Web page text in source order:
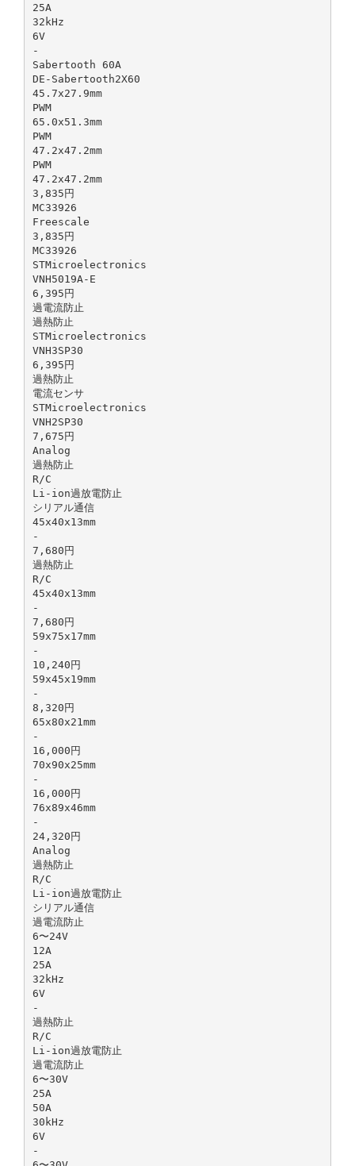
25A
32kHz
6V
-
Sabertooth 60A
DE-Sabertooth2X60
45.7x27.9mm
PWM
65.0x51.3mm
PWM
47.2x47.2mm
PWM
47.2x47.2mm
3,835円
MC33926
Freescale
3,835円
MC33926
STMicroelectronics
VNH5019A-E
6,395円
過電流防⽌
過熱防⽌
STMicroelectronics
VNH3SP30
6,395円
過熱防⽌
電流センサ
STMicroelectronics
VNH2SP30
7,675円
Analog
過熱防⽌
R/C
Li-ion過放電防⽌
シリアル通信
45x40x13mm
-
7,680円
過熱防⽌
R/C
45x40x13mm
-
7,680円
59x75x17mm
-
10,240円
59x45x19mm
-
8,320円
65x80x21mm
-
16,000円
70x90x25mm
-
16,000円
76x89x46mm
-
24,320円
Analog
過熱防⽌
R/C
Li-ion過放電防⽌
シリアル通信
過電流防⽌
6〜24V
12A
25A
32kHz
6V
-
過熱防⽌
R/C
Li-ion過放電防⽌
過電流防⽌
6〜30V
25A
50A
30kHz
6V
-